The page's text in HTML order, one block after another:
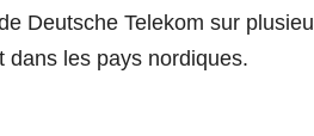
Deutsche Telekom sur
dans les pays nordiques.